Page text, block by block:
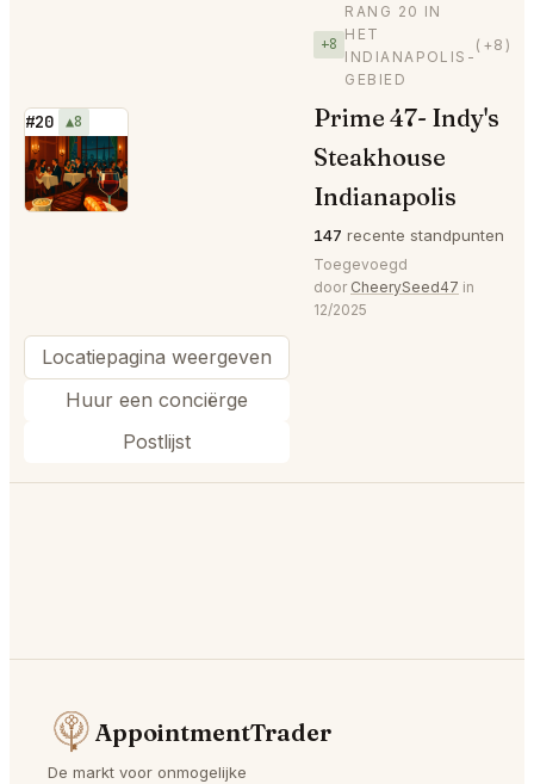
#20 ▲8
⭐
+8
RANG 20 IN
HET
INDIANAPOLIS-
GEBIED
(+8)
Prime 47- Indy's
Steakhouse
Indianapolis
147 recente standpunten
Toegevoegd
door CheerySeed47 in
12/2025
Locatiepagina weergeven
Huur een conciërge
Postlijst
AppointmentTrader
De markt voor onmogelijke